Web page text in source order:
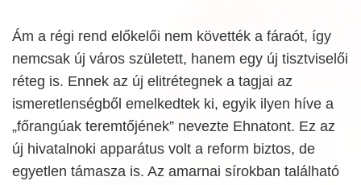
Ám a régi rend előkelői nem követték a fáraót, így
nemcsak új város született, hanem egy új tisztviselői
réteg is. Ennek az új elitrétegnek a tagjai az
ismeretlenségből emelkedtek ki, egyik ilyen híve a
„főrangúak teremtőjének” nevezte Ehnatont. Ez az
új hivatalnoki apparátus volt a reform biztos, de
egyetlen támasza is. Az amarnai sírokban található